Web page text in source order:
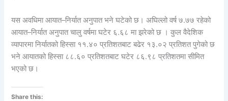
यस अवधिमा आयात–निर्यात अनुपात भने घटेको छ। अघिल्लो वर्ष ७.७७ रहेको
आयात–निर्यात अनुपात चालु वर्षमा घटेर ६.६८ मा झरेको छ । कुल वैदेशिक
व्यापारमा निर्यातको हिस्सा ११.४० प्रतिशतबाट बढेर १३.०२ प्रतिशत पुगेको छ
भने आयातको हिस्सा ८८.६० प्रतिशतबाट घटेर ८६.९८ प्रतिशतमा सीमित
भएको छ।
Share this: